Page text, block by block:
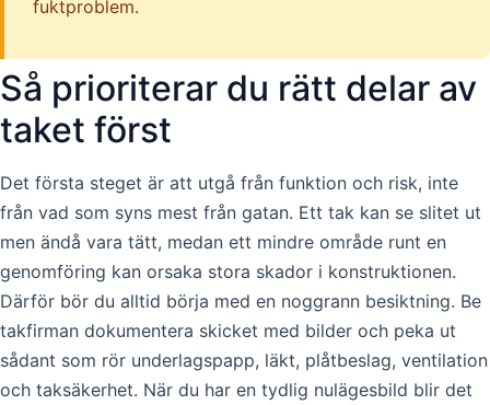
fuktproblem.
Så prioriterar du rätt delar av
taket först
Det första steget är att utgå från funktion och risk, inte
från vad som syns mest från gatan. Ett tak kan se slitet ut
men ändå vara tätt, medan ett mindre område runt en
genomföring kan orsaka stora skador i konstruktionen.
Därför bör du alltid börja med en noggrann besiktning. Be
takfirman dokumentera skicket med bilder och peka ut
sådant som rör underlagspapp, läkt, plåtbeslag, ventilation
och taksäkerhet. När du har en tydlig nulägesbild blir det